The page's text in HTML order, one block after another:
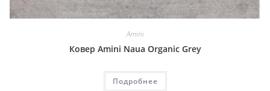
Amini
Ковер Amini Naua Organic Grey
Подробнее